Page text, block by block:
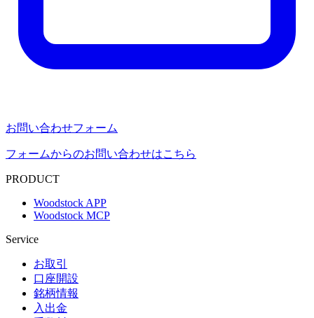
お問い合わせフォーム
フォームからのお問い合わせはこちら
PRODUCT
Woodstock APP
Woodstock MCP
Service
お取引
口座開設
銘柄情報
入出金